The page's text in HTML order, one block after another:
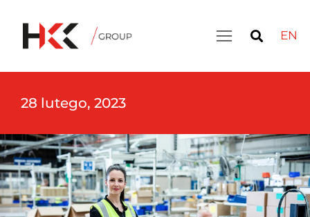
EN
28 lutego, 2023